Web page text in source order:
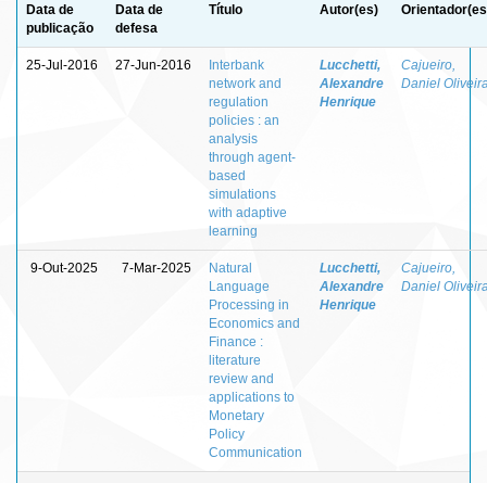
Data de
publicação
Data de
defesa
Título Autor(es)
25-Jul-2016 27-Jun-2016
Interbank
network and
regulation
policies : an
analysis
through agent-
based
simulations
with adaptive
learning
Lucchetti,
Alexandre
Henrique
Cajueiro,
Daniel
9-Out-2025 7-Mar-2025
Natural
Language
Processing in
Economics and
Finance :
literature
review and
applications to
Monetary
Policy
Communication
Lucchetti,
Alexandre
Henrique
Cajueiro,
Daniel